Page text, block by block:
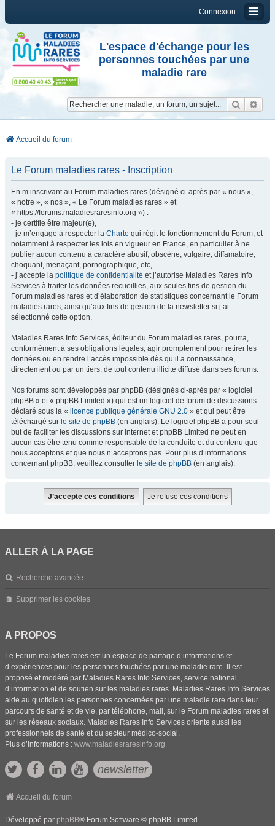
Connexion
L'espace d'échange pour les
personnes touchées par une
maladie rare
Accueil du forum
Le Forum maladies rares - Inscription
En m’inscrivant au Forum maladies rares (désigné ci-après par « nous »,
« notre », « nos », « Le Forum maladies rares » et
« https://forums.maladiesraresinfo.org ») :
- je certifie être majeur(e),
- je m’engage à respecter la Charte qui régit le fonctionnement du Forum, et
notamment à respecter les lois en vigueur en France, en particulier à ne
publier aucun contenu à caractère abusif, obscène, vulgaire, diffamatoire,
choquant, menaçant, pornographique, etc,
- j’accepte la politique de confidentialité et j’autorise Maladies Rares Info
Services à traiter les données recueillies, aux seules fins de gestion du
Forum maladies rares et d’élaboration de statistiques concernant le Forum
maladies rares, ainsi qu’aux fins de gestion de la newsletter si j’ai
sélectionné cette option,
Maladies Rares Info Services, éditeur du Forum maladies rares, pourra,
conformément à ses obligations légales, agir promptement pour retirer les
données ou en rendre l’accès impossible dès qu’il a connaissance,
directement ou par un tiers, de tout contenu illicite diffusé dans ses forums.
Nos forums sont développés par phpBB (désignés ci-après par « logiciel
phpBB » et « phpBB Limited ») qui est un logiciel de forum de discussions
déclaré sous la « licence publique générale GNU 2.0 » et qui peut être
téléchargé sur le site de phpBB (en anglais). Le logiciel phpBB a pour seul
but de faciliter les discussions sur internet et phpBB Limited ne peut en
aucun cas être tenu comme responsable de la conduite et du contenu que
nous acceptons et que nous n’acceptons pas. Pour plus d’informations
concernant phpBB, veuillez consulter le site de phpBB (en anglais).
ALLER À LA PAGE
Recherche avancée
Supprimer les cookies
A PROPOS
Le Forum maladies rares est un espace de partage d’informations et
d’expériences pour les personnes touchées par une maladie rare. Il est
proposé et modéré par Maladies Rares Info Services, service national
d’information et de soutien sur les maladies rares. Maladies Rares Info Services
aide au quotidien les personnes concernées par une maladie rare dans leur
parcours de santé et de vie, par téléphone, mail, sur le Forum maladies rares et
sur les réseaux sociaux. Maladies Rares Info Services oriente aussi les
professionnels de santé et du secteur médico-social.
Plus d’informations : www.maladiesraresinfo.org
newsletter
Accueil du forum
Développé par phpBB® Forum Software © phpBB Limited